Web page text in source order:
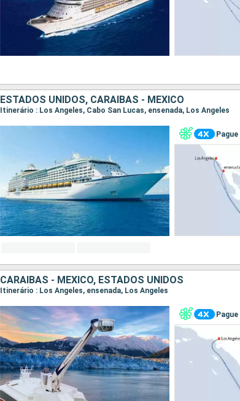
ESTADOS UNIDOS, CARAIBAS - MEXICO
Itinerário : Los Angeles, Cabo San Lucas, ensenada, Los Angeles
Pague
CARAIBAS - MEXICO, ESTADOS UNIDOS
Itinerário : Los Angeles, ensenada, Los Angeles
Pague